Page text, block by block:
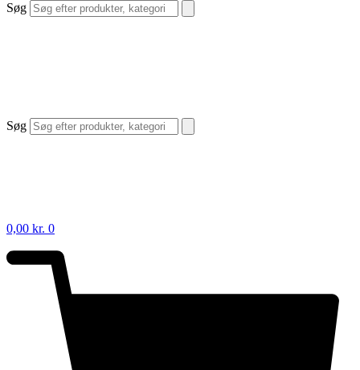
Søg
Søg
0,00 kr. 0